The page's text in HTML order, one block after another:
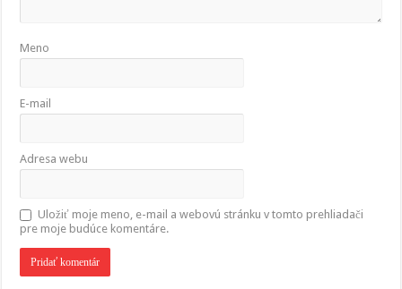
Meno
E-mail
Adresa webu
Uložiť moje meno, e-mail a webovú stránku v tomto prehliadači
pre moje budúce komentáre.